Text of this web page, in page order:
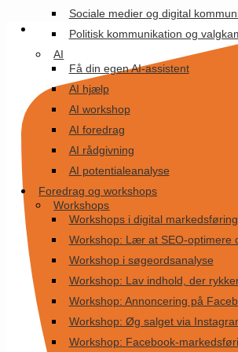
Sociale medier og digital
Politisk kommunikation og
AI
Få din egen AI-assistent
AI hjælp
AI workshop
AI foredrag
AI rådgivning
AI potentialeanalyse
Foredrag og workshops
Workshops
Workshops i digital markedsføring
Workshop: Lær at SEO-optimere
Workshop i søgeordsanalyse
Workshop: Lav indhold, der
Workshop: Annoncering på
Workshop: Øg salget via
Workshop: Facebook-